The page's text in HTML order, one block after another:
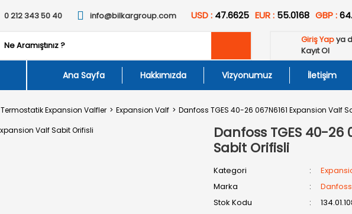
0 212 343 50 40 info@bilkargroup.com USD : 47.6625 EUR : 55.0168 GBP :
Giriş Yapya
Kayıt Ol
Ana Sayfa Hakkımızda Vizyonumuz İletişim
Termostatik Expansion Valfler Expansion Valf Danfoss TGES 40-26 067N6161 Expansion Valf
Danfoss TGES 40-26
Sabit Orifisli
Kategori
Marka
Danfoss
Stok Kodu